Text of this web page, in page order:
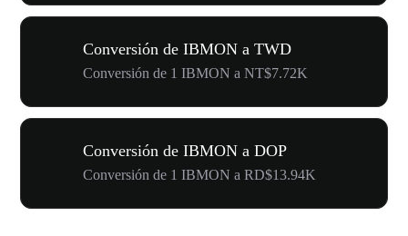
Conversión de IBMON a TWD
Conversión de 1 IBMON a NT$7.72K
Conversión de IBMON a DOP
Conversión de 1 IBMON a RD$13.94K